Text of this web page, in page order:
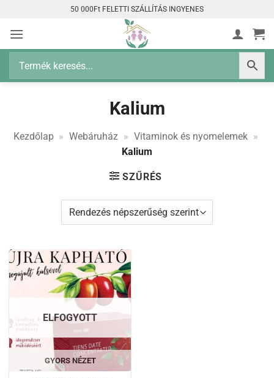
content
50 000Ft FELETTI SZÁLLÍTÁS INGYENES
Kalium
Kezdőlap » Webáruház » Vitaminok és nyomelemek »
Kalium
SZŰRÉS
GYORS NÉZET
ELFOGYOTT